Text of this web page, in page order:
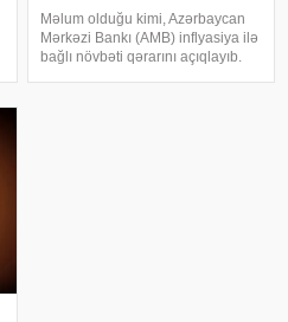
Məlum olduğu kimi, Azərbaycan
Mərkəzi Bankı (AMB) inflyasiya ilə
bağlı növbəti qərarını açıqlayıb.